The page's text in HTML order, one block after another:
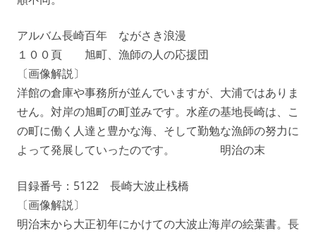
アルバム長崎百年 ながさき浪漫
１００頁 旭町、漁師の人の応援団
〔画像解説〕
洋館の倉庫や事務所が並んでいますが、大浦ではありま
せん。対岸の旭町の町並みです。水産の基地長崎は、こ
の町に働く人達と豊かな海、そして勤勉な漁師の努力に
よって発展していったのです。 明治の末
目録番号：5122 長崎大波止桟橋
〔画像解説〕
明治末から大正初年にかけての大波止海岸の絵葉書。長